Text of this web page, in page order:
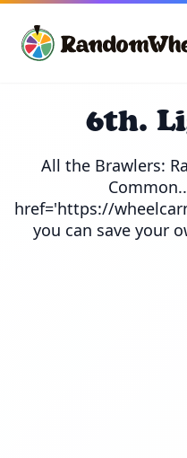
6th.
All the Brawlers:
href='https://
you can save your